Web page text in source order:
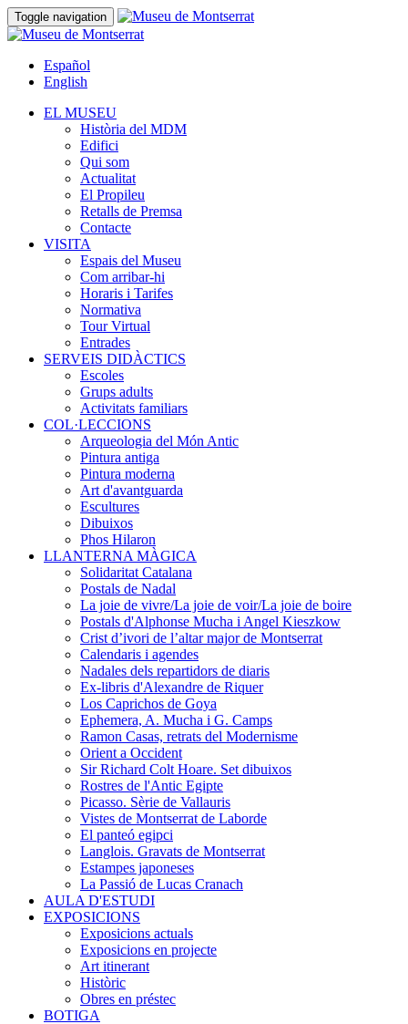
Toggle navigation
Español
English
EL MUSEU
Història del MDM
Edifici
Qui som
Actualitat
El Propileu
Retalls de Premsa
Contacte
VISITA
Espais del Museu
Com arribar-hi
Horaris i Tarifes
Normativa
Tour Virtual
Entrades
SERVEIS DIDÀCTICS
Escoles
Grups adults
Activitats familiars
COL·LECCIONS
Arqueologia del Món Antic
Pintura antiga
Pintura moderna
Art d'avantguarda
Escultures
Dibuixos
Phos Hilaron
LLANTERNA MÀGICA
Solidaritat Catalana
Postals de Nadal
La joie de vivre/La joie de voir/La joie de boire
Postals d'Alphonse Mucha i Angel Kieszkow
Crist d’ivori de l’altar major de Montserrat
Calendaris i agendes
Nadales dels repartidors de diaris
Ex-libris d'Alexandre de Riquer
Los Caprichos de Goya
Ephemera, A. Mucha i G. Camps
Ramon Casas, retrats del Modernisme
Orient a Occident
Sir Richard Colt Hoare. Set dibuixos
Rostres de l'Antic Egipte
Picasso. Sèrie de Vallauris
Vistes de Montserrat de Laborde
El panteó egipci
Langlois. Gravats de Montserrat
Estampes japoneses
La Passió de Lucas Cranach
AULA D'ESTUDI
EXPOSICIONS
Exposicions actuals
Exposicions en projecte
Art itinerant
Històric
Obres en préstec
BOTIGA